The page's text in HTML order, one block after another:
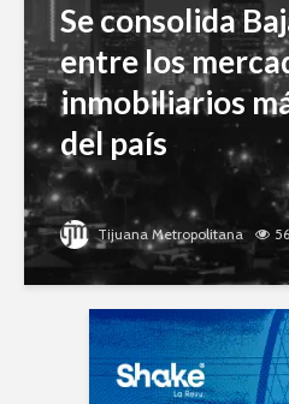
Se consolida
entre los
inmobiliarios
del país
Tijuana Metropolitana